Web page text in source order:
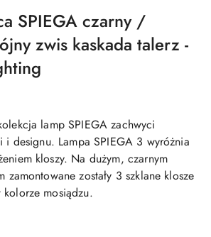
SPIEGA czarny /
zwis kaskada talerz -
lamp SPIEGA zachwyci
i designu. Lampa SPIEGA 3 wyróżnia
kloszy. Na dużym, czarnym
zamontowane zostały 3 szklane klosze
mosiądzu.